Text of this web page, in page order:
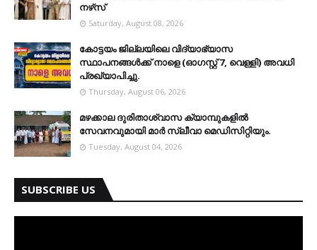
നഴ്‌സ്
Saturday, August 08, 2026
കോട്ടയം ജില്ലയിലെ വിദ്യാഭ്യാസ
സ്ഥാപനങ്ങള്‍ക്ക് നാളെ (ഓഗസ്റ്റ് 7, വെള്ളി) അവധി
പ്രഖ്യാപിച്ചു.
Thursday, August 06, 2026
മഴക്കാല ദുരിതാശ്വാസ ക്യാമ്പുകളിൽ
സേവനവുമായി മാർ സ്ലീവാ മെഡിസിറ്റിയും.
Tuesday, August 04, 2026
SUBSCRIBE US